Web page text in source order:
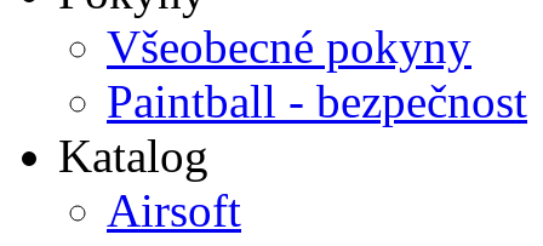
Všeobecné pokyny
Paintball - bezpečnost
Katalog
Airsoft